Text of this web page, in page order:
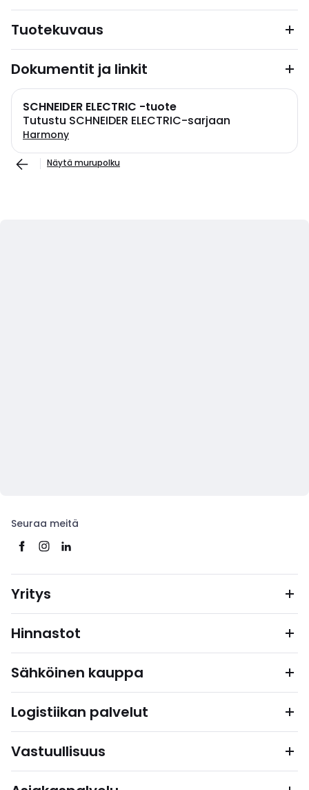
Tuotekuvaus
Dokumentit ja linkit
SCHNEIDER ELECTRIC -tuote
Tutustu SCHNEIDER ELECTRIC-sarjaan
Harmony
Näytä murupolku
Seuraa meitä
Yritys
Hinnastot
Sähköinen kauppa
Logistiikan palvelut
Vastuullisuus